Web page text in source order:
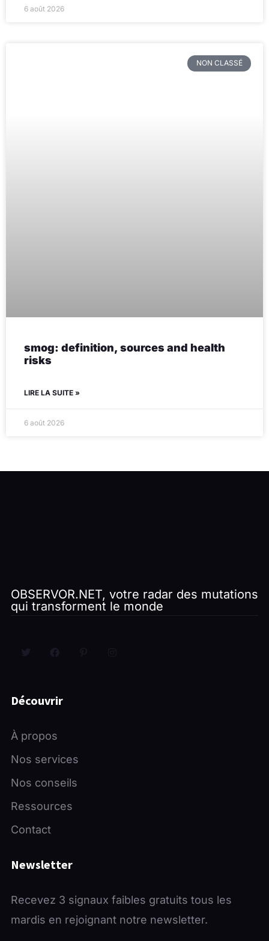
6 août 2026
NON CLASSÉ
smog: definition, sources and health
risks
LIRE LA SUITE »
6 août 2026
OBSERVOR.NET, votre radar des mutations
qui transforment le monde
Découvrir
À propos
Nos services
Nos conseils
Ressources
Contact
Newsletter
Recevez 3 signaux faibles gratuits tous les
mardis en rejoignant notre newsletter.